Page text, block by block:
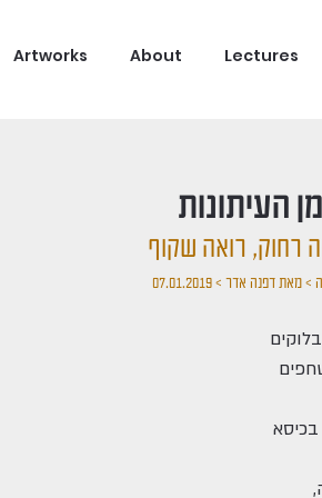
Artworks About Lectures
מן העיתונות
רחוק, רואה שקוף
מאת דפנה אדר > 07.01.2019